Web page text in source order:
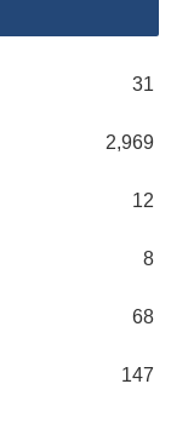
31
2,969
12
8
68
147